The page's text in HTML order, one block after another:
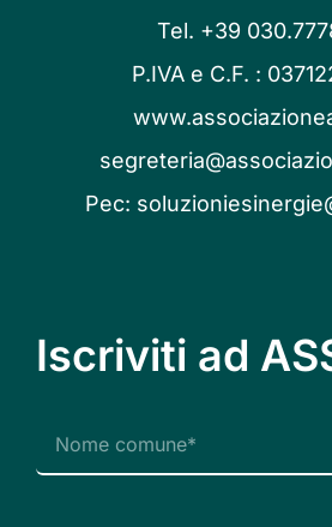
Tel. +39
P.IVA e C.F. :
Pec:
Iscriviti ad